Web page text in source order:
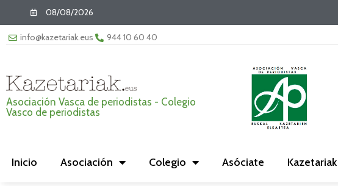
08/08/2026
info@kazetariak.eus 944 10 60 40
Asociación Vasca de periodistas - Colegio
Vasco de periodistas
Inicio Asociación Colegio Asóciate Kazetariak